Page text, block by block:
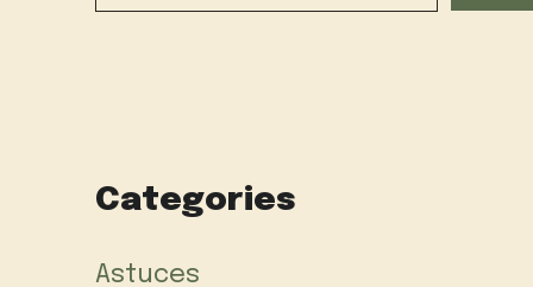
Categories
Astuces